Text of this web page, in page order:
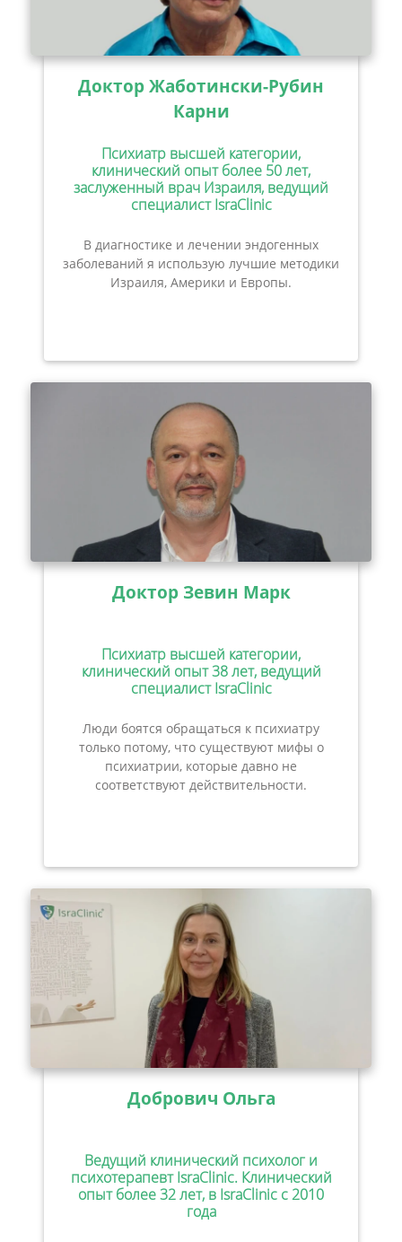
Доктор Жаботински-Рубин
Карни
Психиатр высшей категории,
клинический опыт более 50 лет,
заслуженный врач Израиля, ведущий
специалист IsraClinic
В диагностике и лечении эндогенных
заболеваний я использую лучшие методики
Израиля, Америки и Европы.
Доктор Зевин Марк
Психиатр высшей категории,
клинический опыт 38 лет, ведущий
специалист IsraClinic
Люди боятся обращаться к психиатру
только потому, что существуют мифы о
психиатрии, которые давно не
соответствуют действительности.
Добрович Ольга
Ведущий клинический психолог и
психотерапевт IsraClinic. Клинический
опыт более 32 лет, в IsraClinic с 2010
года